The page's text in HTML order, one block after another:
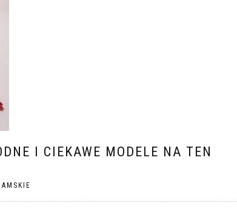
I CIEKAWE MODELE NA TEN